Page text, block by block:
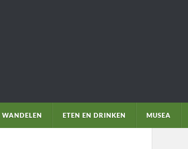
WANDELEN ETEN EN DRINKEN MUSEA